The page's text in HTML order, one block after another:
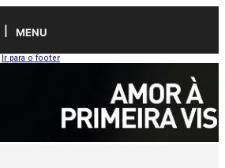
MENU
Ir para o footer